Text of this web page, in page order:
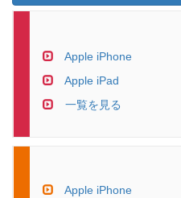
Apple iPhone
Apple iPad
一覧を見る
Apple iPhone